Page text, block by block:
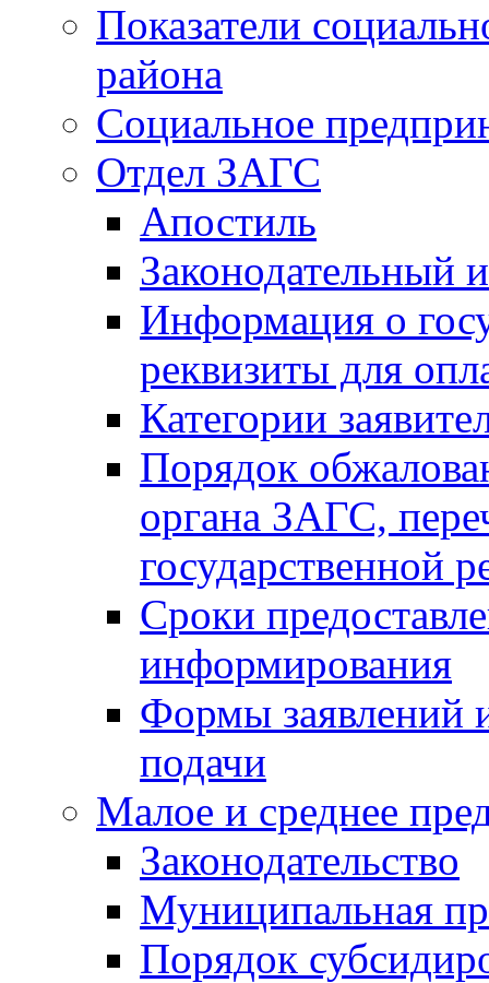
Показатели
района
Социальное
Отдел ЗАГС
Апостиль
Законодательный
Информация о
реквизиты для
Категории
Порядок
органа ЗАГС,
государственной
Сроки
информирования
Формы заявлений
подачи
Малое и среднее
Законодательство
Муниципальная
Порядок